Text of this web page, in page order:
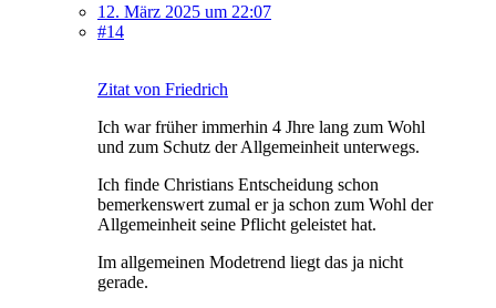
12. März 2025 um 22:07
#14
Zitat von Friedrich
Ich war früher immerhin 4 Jhre lang zum Wohl
und zum Schutz der Allgemeinheit unterwegs.
Ich finde Christians Entscheidung schon
bemerkenswert zumal er ja schon zum Wohl der
Allgemeinheit seine Pflicht geleistet hat.
Im allgemeinen Modetrend liegt das ja nicht
gerade.